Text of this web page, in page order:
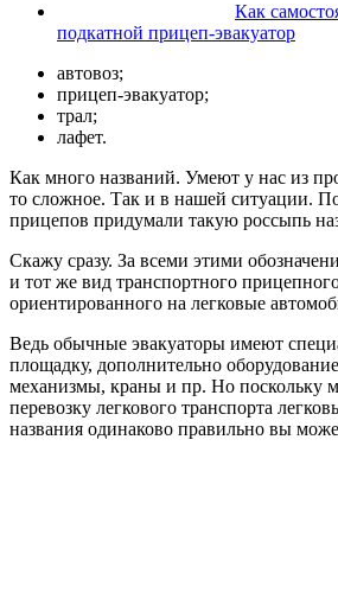
Как
подкатной прицеп-эвакуатор
автовоз;
прицеп-эвакуатор;
трал;
лафет.
Как много названий. Умеют у нас из
то сложное. Так и в нашей ситуации.
прицепов придумали такую россыпь
Скажу сразу. За всеми этими
и тот же вид транспортного
ориентированного на легковые
Ведь обычные эвакуаторы имеют
площадку, дополнительно
механизмы, краны и пр. Но поскольку
перевозку легкового транспорта
названия одинаково правильно вы